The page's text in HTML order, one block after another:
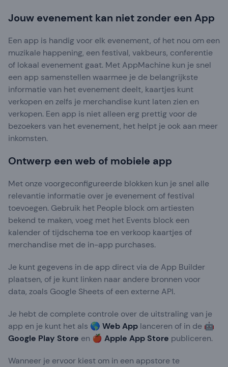
Jouw evenement kan niet zonder een App
Een app is handig voor elk evenement, of het nou om een
muzikale happening, een festival, vakbeurs, conferentie
of lokaal evenement gaat. Met AppMachine kun je snel
een app samenstellen waarmee je de belangrijkste
informatie van het evenement deelt, kaartjes kunt
verkopen en zelfs je merchandise kunt laten zien en
verkopen. Een app is niet alleen erg prettig voor de
bezoekers van het evenement, het helpt je ook aan meer
inkomsten.
Ontwerp een web of mobiele app
Met onze voorgeconfigureerde blokken kun je snel alle
relevantie informatie over je evenement of festival
toevoegen. Gebruik het People block om artiesten
bekend te maken, voeg met het Events block een
kalender of tijdschema toe en verkoop kaartjes of
merchandise met de in-app purchases.
Je kunt gegevens in de app direct via de App Builder
plaatsen, of je kunt linken naar andere bronnen voor
data, zoals Google Sheets of een externe API.
Je hebt de complete controle over de uitstraling van je
app en je kunt het als 🌎 Web App lanceren of in de 🤖
Google Play Store en 🍎 Apple App Store publiceren.
Wanneer je ervoor kiest om in een appstore te